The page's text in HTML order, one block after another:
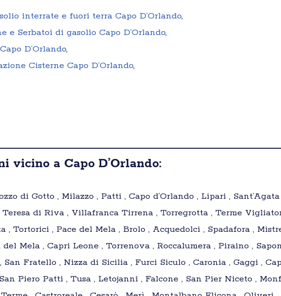
interrate e fuori terra Capo D’Orlando,
e Serbatoi di gasolio Capo D’Orlando,
D’Orlando,
Cisterne Capo D’Orlando,
vicino a Capo D’Orlando:
di Gotto , Milazzo , Patti , Capo d’Orlando , Lipari ,
di Riva , Villafranca Tirrena , Torregrotta , Terme
, Tortorici , Pace del Mela , Brolo , Acquedolci , Spadafora ,
del Mela , Capri Leone , Torrenova , Roccalumera , Piraino ,
Fratello , Nizza di Sicilia , Furci Siculo , Caronia , Gaggi ,
Piero Patti , Tusa , Letojanni , Falcone , San Pier Niceto ,